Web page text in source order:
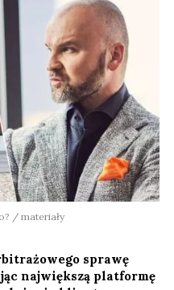
/ materiały
sprawę
największą platformę